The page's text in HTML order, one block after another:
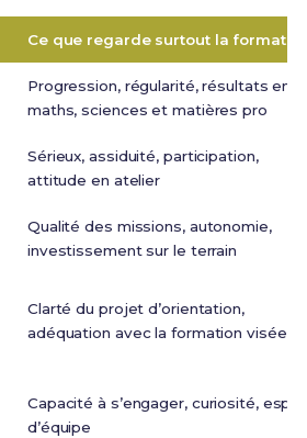
Ce que regarde surtout la
Progression, régularité, résultats en
maths, sciences et matières pro
Sérieux, assiduité, participation,
attitude en atelier
Qualité des missions, autonomie,
investissement sur le terrain
Clarté du projet d’orientation,
adéquation avec la formation visée
Capacité à s’engager, curiosité, esprit
d’équipe